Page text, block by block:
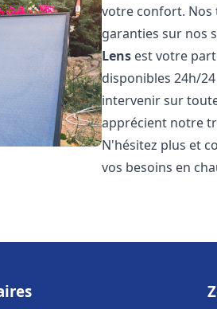
votre confort. Nos
garanties sur nos
Lens est votre
disponibles 24h/
intervenir sur
apprécient notre
N'hésitez plus et
vos besoins en